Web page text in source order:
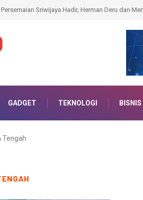
HutanKantah Prabumulih Ajak Camat dan
GADGET TEKNOLOGI BISNIS
Tengah